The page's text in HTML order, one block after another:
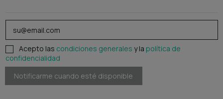
Acepto las condiciones generales y la política de
confidencialidad